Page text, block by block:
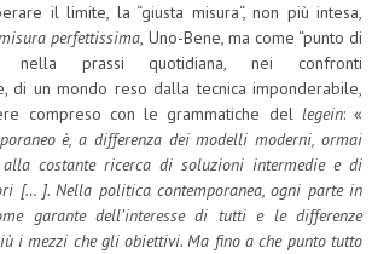
il limite, la “giusta misura“, non più intesa,
perfettissima, Uno-Bene, ma come “punto di
nella prassi quotidiana, nei confronti
di un mondo reso dalla tecnica imponderabile,
compreso con le grammatiche del legein: «
è, a differenza dei modelli moderni, ormai
costante ricerca di soluzioni intermedie e di
[… ]. Nella politica contemporanea, ogni parte in
garante dell’interesse di tutti e le differenze
i mezzi che gli obiettivi. Ma fino a che punto tutto